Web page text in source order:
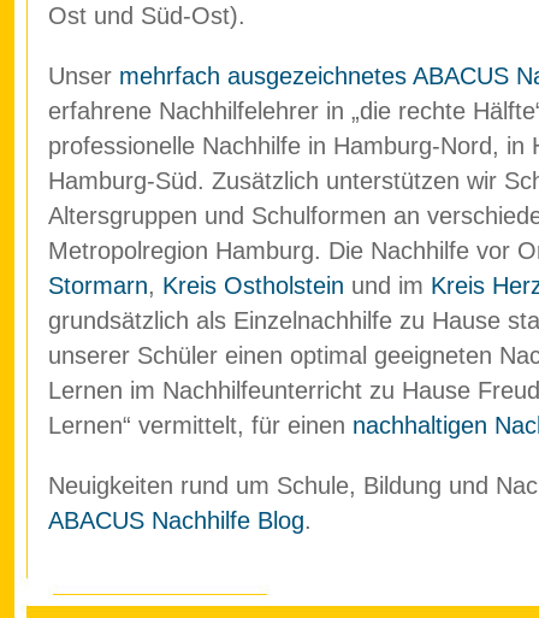
Ost und Süd-Ost).
Unser mehrfach ausgezeichnetes ABACUS
erfahrene Nachhilfelehrer in „die rechte
professionelle Nachhilfe in Hamburg-Nord, in
Hamburg-Süd. Zusätzlich unterstützen wir
Altersgruppen und Schulformen an
Metropolregion Hamburg. Die Nachhilfe vor
Stormarn, Kreis Ostholstein und im Kreis
grundsätzlich als Einzelnachhilfe zu Hause
unserer Schüler einen optimal geeigneten
Lernen im Nachhilfeunterricht zu Hause
Lernen“ vermittelt, für einen nachhaltigen
Neuigkeiten rund um Schule, Bildung und
ABACUS Nachhilfe Blog.